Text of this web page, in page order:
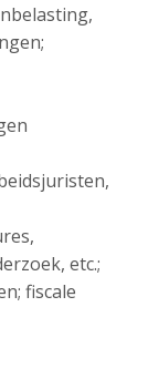
etc.;
fiscale